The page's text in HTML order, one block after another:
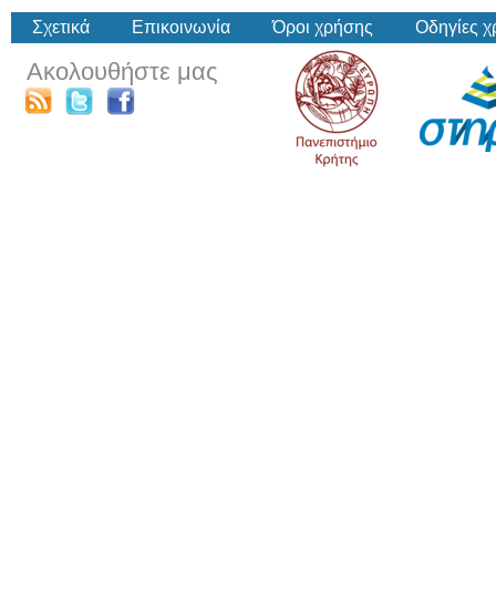
Σχετικά Επικοινωνία Όροι χρήσης Οδηγίες
Ακολουθήστε μας